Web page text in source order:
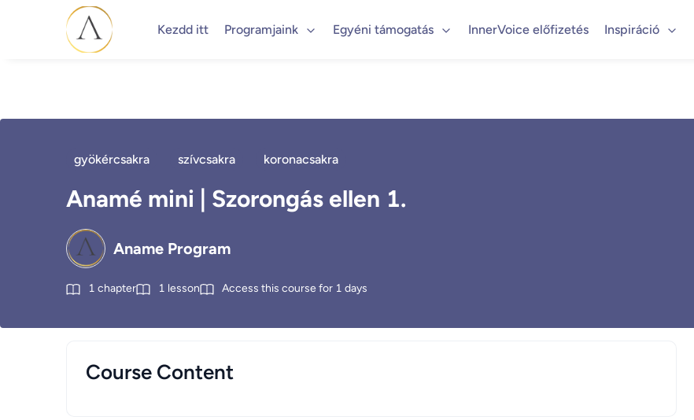
Kezdd itt Programjaink Egyéni támogatás InnerVoice előfizetés Inspiráció
gyökércsakra szívcsakra koronacsakra
Anamé mini | Szorongás ellen 1.
Aname Program
1 chapter 1 lesson Access this course for 1 days
Course Content